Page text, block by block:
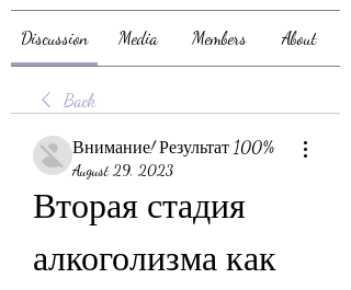
Discussion Media Members About
Back
Внимание! Результат 100%
August 29, 2023
Вторая стадия
алкоголизма как